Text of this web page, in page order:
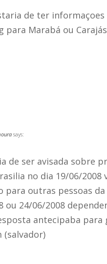
de ter informaçoes
para Marabá ou
says:
de ser avisada sobre
no dia 19/06/
para outras pessoas
ou 24/06/2008
antecipaba
(salvador)